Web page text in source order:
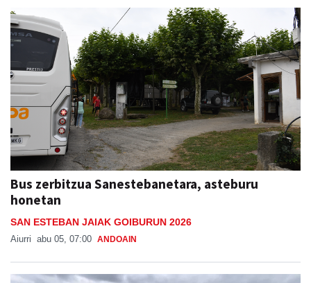
Bus zerbitzua Sanestebanetara, asteburu
honetan
SAN ESTEBAN JAIAK GOIBURUN 2026
Aiurri abu 05, 07:00 ANDOAIN